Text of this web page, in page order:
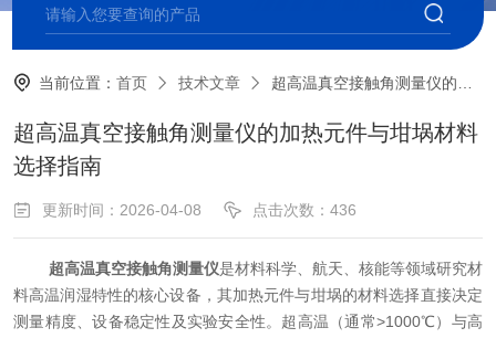
当前位置：首页 技术文章 超高温真空接触角测量仪的加热元件与坩埚材料选择指南
超高温真空接触角测量仪的加热元件与坩埚材料
选择指南
更新时间：2026-04-08 点击次数：436
超高温真空接触角测量仪是材料科学、航天、核能等领域研究材
料高温润湿特性的核心设备，其加热元件与坩埚的材料选择直接决定
测量精度、设备稳定性及实验安全性。超高温（通常>1000℃）与高